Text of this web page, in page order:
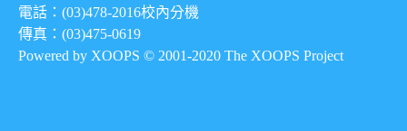
電話：(03)478-2016校內分機
傳真：(03)475-0619
Powered by XOOPS © 2001-2020 The XOOPS Project